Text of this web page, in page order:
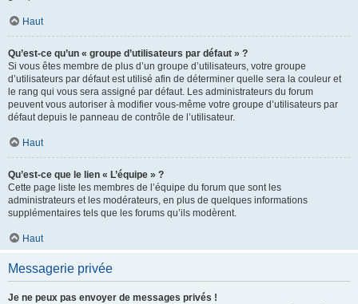
Haut
Qu’est-ce qu’un « groupe d’utilisateurs par défaut » ?
Si vous êtes membre de plus d’un groupe d’utilisateurs, votre groupe
d’utilisateurs par défaut est utilisé afin de déterminer quelle sera la couleur et
le rang qui vous sera assigné par défaut. Les administrateurs du forum
peuvent vous autoriser à modifier vous-même votre groupe d’utilisateurs par
défaut depuis le panneau de contrôle de l’utilisateur.
Haut
Qu’est-ce que le lien « L’équipe » ?
Cette page liste les membres de l’équipe du forum que sont les
administrateurs et les modérateurs, en plus de quelques informations
supplémentaires tels que les forums qu’ils modèrent.
Haut
Messagerie privée
Je ne peux pas envoyer de messages privés !